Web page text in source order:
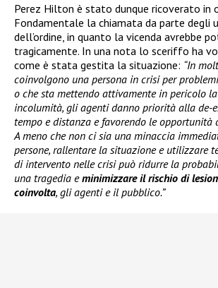
Perez Hilton è stato dunque ricoverato in
Fondamentale la chiamata da parte degli
dell’ordine, in quanto la vicenda avrebbe
tragicamente. In una nota lo sceriffo ha
come è stata gestita la situazione: “In
coinvolgono una persona in crisi per
o che sta mettendo attivamente in pericolo
incolumità, gli agenti danno priorità alla de-
tempo e distanza e favorendo le opportunità
A meno che non ci sia una minaccia
persone, rallentare la situazione e utilizzare
di intervento nelle crisi può ridurre la
una tragedia eminimizzare il rischio di
coinvolta, gli agenti e il pubblico.”